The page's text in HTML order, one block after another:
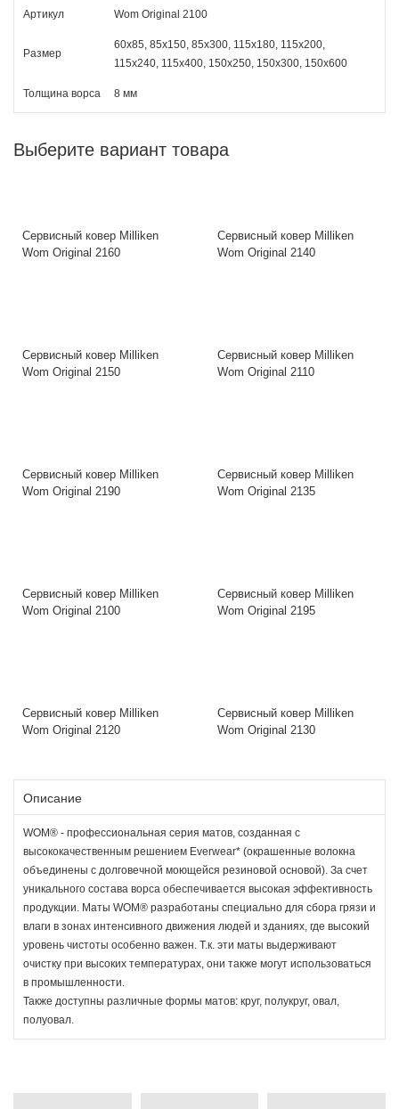
Артикул Wom Original 2100
Размер
60х85, 85х150, 85х300, 115х180, 115х200,
115х240, 115х400, 150х250, 150х300, 150х600
Толщина ворса 8 мм
Выберите вариант товара
Сервисный ковер Milliken
Wom Original 2160
Сервисный ковер Milliken
Wom Original 2140
Сервисный ковер Milliken
Wom Original 2150
Сервисный ковер Milliken
Wom Original 2110
Сервисный ковер Milliken
Wom Original 2190
Сервисный ковер Milliken
Wom Original 2135
Сервисный ковер Milliken
Wom Original 2100
Сервисный ковер Milliken
Wom Original 2195
Сервисный ковер Milliken
Wom Original 2120
Сервисный ковер Milliken
Wom Original 2130
Описание
WOM® - профессиональная серия матов, созданная с
высококачественным решением Everwear* (окрашенные волокна
объединены с долговечной моющейся резиновой основой). За счет
уникального состава ворса обеспечивается высокая эффективность
продукции. Маты WOM® разработаны специально для сбора грязи и
влаги в зонах интенсивного движения людей и зданиях, где высокий
уровень чистоты особенно важен. Т.к. эти маты выдерживают
очистку при высоких температурах, они также могут использоваться
в промышленности.
Также доступны различные формы матов: круг, полукруг, овал,
полуовал.